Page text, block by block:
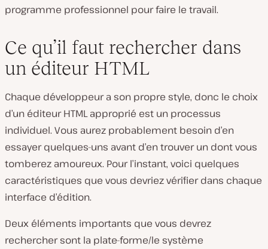
programme professionnel pour faire le travail.
Ce qu’il faut rechercher dans
un éditeur HTML
Chaque développeur a son propre style, donc le choix
d’un éditeur HTML approprié est un processus
individuel. Vous aurez probablement besoin d’en
essayer quelques-uns avant d’en trouver un dont vous
tomberez amoureux. Pour l’instant, voici quelques
caractéristiques que vous devriez vérifier dans chaque
interface d’édition.
Deux éléments importants que vous devrez
rechercher sont la plate-forme/le système